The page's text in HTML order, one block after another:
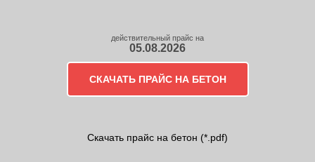
действительный прайс на
05.08.2026
СКАЧАТЬ ПРАЙС НА БЕТОН
Скачать прайс на бетон (*.pdf)